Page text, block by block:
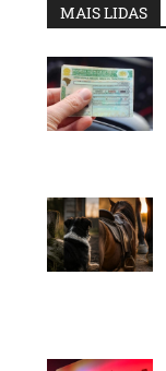
MAIS LIDAS